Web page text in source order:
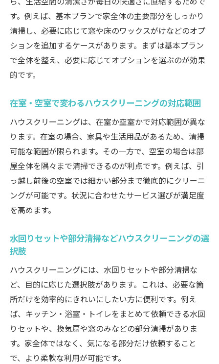
す。例えば、基本プランで家全体の主要部分をしっかり
清掃し、必要に応じて窓や床のワックスがけなどのオプ
ションを追加するケースがあります。まずは基本プラン
で全体を整え、必要に応じてオプションを選ぶのが効果
的です。
在室・空室で変わるハウスクリーニングの対応範囲
ハウスクリーニングは、在室か空室かで対応範囲が異な
ります。在室の場合、家具や生活用品があるため、清掃
可能な範囲が限られます。その一方で、空室の場合は部
屋全体を隅々まで清掃できるのが利点です。例えば、引
っ越し前後の空室では細かい部分まで徹底的にクリーニ
ングが可能です。状況に合わせたサービス選びが満足度
を高めます。
水回りセットや部分清掃などハウスクリーニングの選
択肢
ハウスクリーニングには、水回りセットや部分清掃な
ど、目的に応じた選択肢があります。これは、必要な箇
所だけを効率的にきれいにしたい方に便利です。例え
ば、キッチン・浴室・トイレをまとめて依頼できる水回
りセットや、換気扇や窓のみなどの部分清掃がありま
す。家全体ではなく、気になる部分だけ依頼すること
で、より柔軟な利用が可能です。